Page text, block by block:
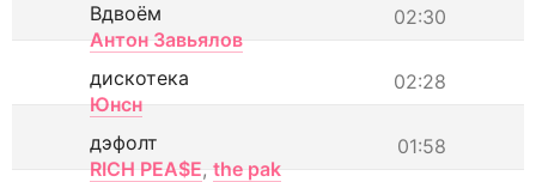
02:30
Вдвоём
Антон Завьялов
02:28
дискотека
Юнсн
01:58
дэфолт
RICH PEA$E, the pak